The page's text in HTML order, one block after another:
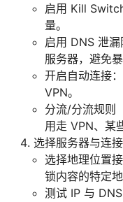
启用 Kill
量。
启用 DNS 泄
服务器，避免暴
开启自动连接
VPN。
分流/分流规则
用走 VPN、某
选择服务器与连
选择地理位置
锁内容的特定地
测试 IP 与